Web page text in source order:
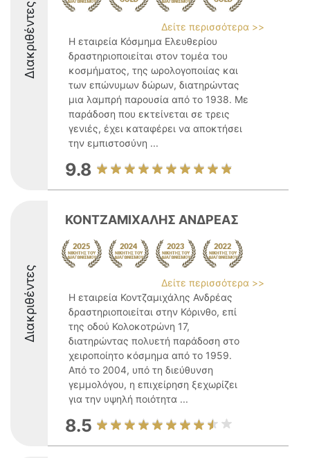
Διακριθέντες
Δείτε περισσότερα >>
Η εταιρεία Κόσμημα Ελευθερίου
δραστηριοποιείται στον τομέα του
κοσμήματος, της ωρολογοποιίας και
των επώνυμων δώρων, διατηρώντας
μια λαμπρή παρουσία από το 1938. Με
παράδοση που εκτείνεται σε τρεις
γενιές, έχει καταφέρει να αποκτήσει
την εμπιστοσύνη ...
9.8
Διακριθέντες
ΚΟΝΤΖΑΜΙΧΑΛΗΣ ΑΝΔΡΕΑΣ
Δείτε περισσότερα >>
Η εταιρεία Κοντζαμιχάλης Ανδρέας
δραστηριοποιείται στην Κόρινθο, επί
της οδού Κολοκοτρώνη 17,
διατηρώντας πολυετή παράδοση στο
χειροποίητο κόσμημα από το 1959.
Από το 2004, υπό τη διεύθυνση
γεμμολόγου, η επιχείρηση ξεχωρίζει
για την υψηλή ποιότητα ...
8.5